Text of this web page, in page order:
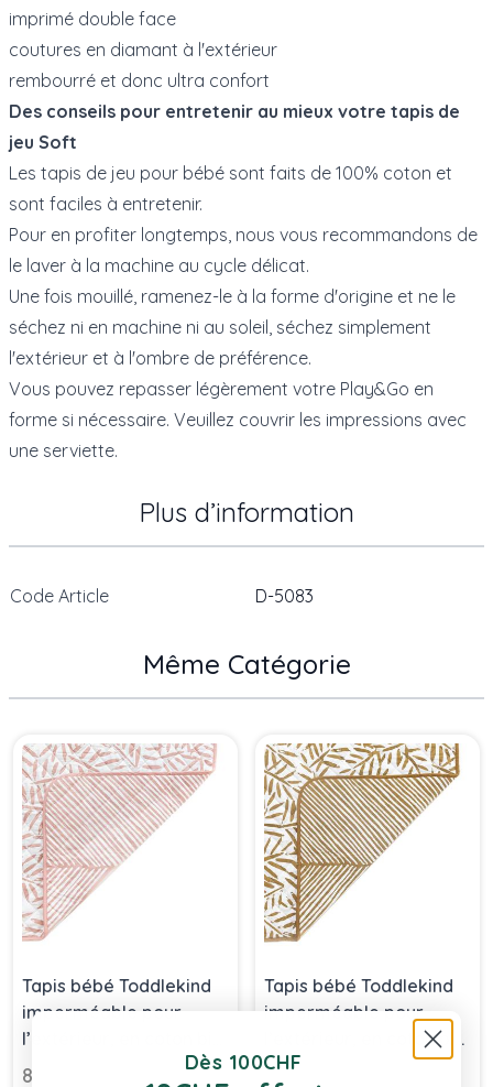
imprimé double face
coutures en diamant à l'extérieur
rembourré et donc ultra confort
Des conseils pour entretenir au mieux votre tapis de
jeu Soft
Les tapis de jeu pour bébé sont faits de 100% coton et
sont faciles à entretenir.
Pour en profiter longtemps, nous vous recommandons de
le laver à la machine au cycle délicat.
Une fois mouillé, ramenez-le à la forme d'origine et ne le
séchez ni en machine ni au soleil, séchez simplement
l'extérieur et à l'ombre de préférence.
Vous pouvez repasser légèrement votre Play&Go en
forme si nécessaire. Veuillez couvrir les impressions avec
une serviette.
Plus d’information
Code Article D-5083
Même Catégorie
Tapis bébé Toddlekind
imperméable pour
l’extérieur, en coton bio,
Rose Sea Shell
89,00 chf
Tapis bébé Toddlekind
imperméable pour
l’extérieur, en coton bio,
Sand Castle, Livraison
89,00 chf
Dès 100CHF